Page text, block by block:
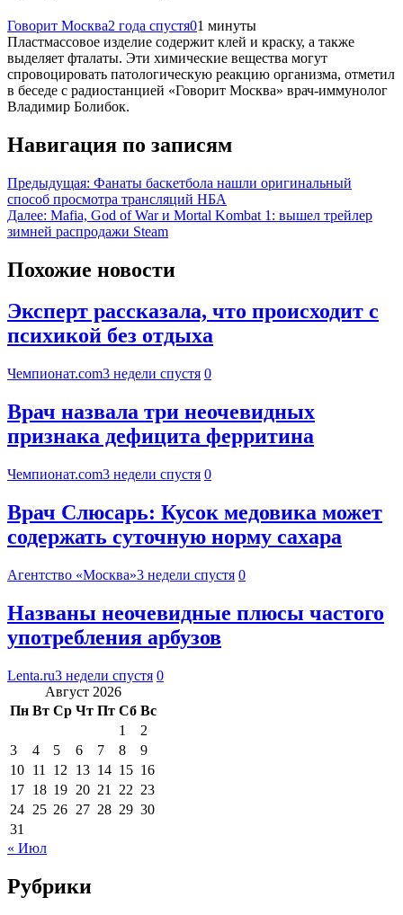
Говорит Москва2 года спустя01 минуты
Пластмассовое изделие содержит клей и краску, а также
выделяет фталаты. Эти химические вещества могут
спровоцировать патологическую реакцию организма, отметил
в беседе с радиостанцией «Говорит Москва» врач-иммунолог
Владимир Болибок.
Навигация по записям
Предыдущая: Фанаты баскетбола нашли оригинальный
способ просмотра трансляций НБА
Далее: Mafia, God of War и Mortal Kombat 1: вышел трейлер
зимней распродажи Steam
Похожие новости
Эксперт рассказала, что происходит с
психикой без отдыха
Чемпионат.com3 недели спустя 0
Врач назвала три неочевидных
признака дефицита ферритина
Чемпионат.com3 недели спустя 0
Врач Слюсарь: Кусок медовика может
содержать суточную норму сахара
Агентство «Москва»3 недели спустя 0
Названы неочевидные плюсы частого
употребления арбузов
Lenta.ru3 недели спустя 0
Август 2026
Пн Вт Ср Чт Пт Сб Вс
1
2
3
4 5 6 7 8
9
10 11 12 13 14 15 16
17 18 19 20 21 22 23
24 25 26 27 28 29 30
31
« Июл
Рубрики